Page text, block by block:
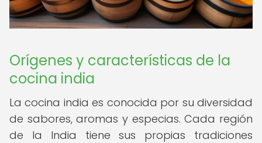
Orígenes y características de la
cocina india
La cocina india es conocida por su diversidad
de sabores, aromas y especias. Cada región
de la India tiene sus propias tradiciones